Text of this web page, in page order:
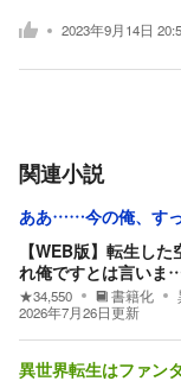
2023年9月14日
関連小説
ああ……今の俺、す
【WEB版】転生し
れ俺ですとは言いま
★34,550 書籍化
2026年7月26日更新
異世界転生はファン